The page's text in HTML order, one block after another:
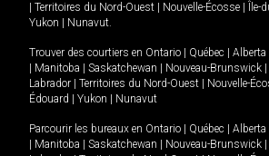
Territoires du Nord-Ouest Nouvelle-Écosse Île-
Yukon
Nunavut.
Trouver des courtiers en Ontario Québec Alberta
Manitoba Saskatchewan Nouveau-Brunswick
Labrador
Territoires du Nord-Ouest Nouvelle-
Édouard
Yukon Nunavut
Parcourir les bureaux en Ontario Québec Alberta
Manitoba Saskatchewan Nouveau-Brunswick